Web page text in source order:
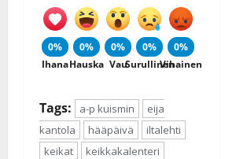
0%
Ihana
0%
Hauska
0%
Vau
0%
Surullinen
0%
Vihainen
Tags: a-p kuismin
eija
kantola
hääpäivä
iltalehti
keikat
keikkakalenteri